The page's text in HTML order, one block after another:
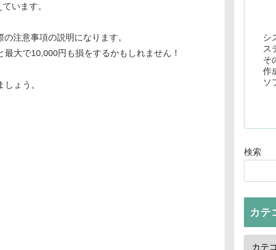
います。
注意事項の説明になります。
大で10,000円も損をするかもしれません！
ょう。
シ
ス
そ
作
ソ
検索
カテ